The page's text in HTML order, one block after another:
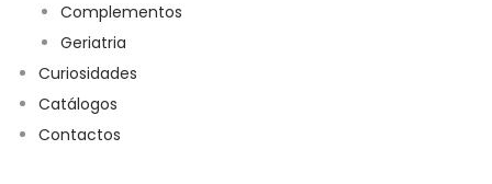
Complementos
Geriatria
Curiosidades
Catálogos
Contactos